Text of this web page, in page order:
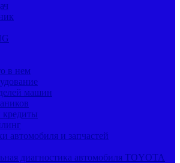
в нем
машин
кредиты
автомобиля и запчастей
диагностика автомобиля TOYOTA